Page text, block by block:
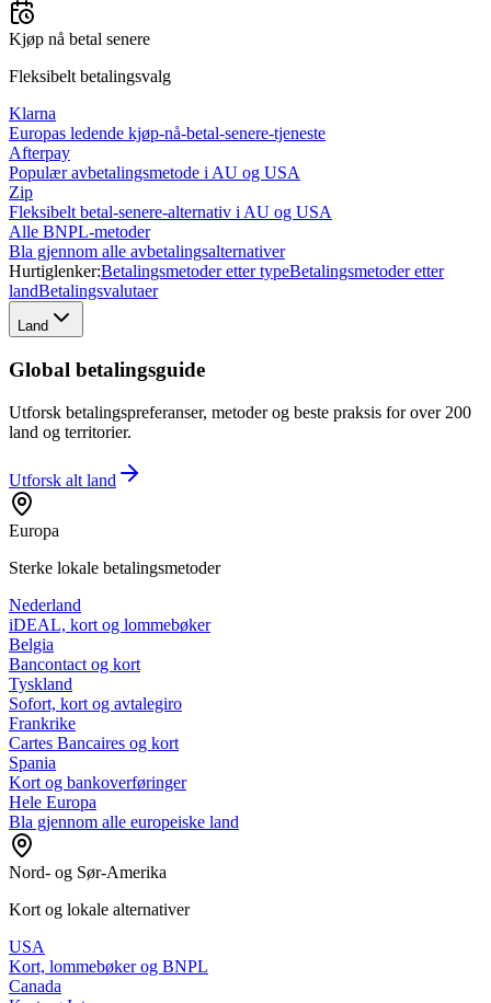
Kjøp nå betal senere
Fleksibelt betalingsvalg
Klarna
Europas ledende kjøp-nå-betal-senere-tjeneste
Afterpay
Populær avbetalingsmetode i AU og USA
Zip
Fleksibelt betal-senere-alternativ i AU og USA
Alle BNPL-metoder
Bla gjennom alle avbetalingsalternativer
Hurtiglenker:Betalingsmetoder etter typeBetalingsmetoder etter
landBetalingsvalutaer
Land
Global betalingsguide
Utforsk betalingspreferanser, metoder og beste praksis for over 200
land og territorier.
Utforsk alt land
Europa
Sterke lokale betalingsmetoder
Nederland
iDEAL, kort og lommebøker
Belgia
Bancontact og kort
Tyskland
Sofort, kort og avtalegiro
Frankrike
Cartes Bancaires og kort
Spania
Kort og bankoverføringer
Hele Europa
Bla gjennom alle europeiske land
Nord- og Sør-Amerika
Kort og lokale alternativer
USA
Kort, lommebøker og BNPL
Canada